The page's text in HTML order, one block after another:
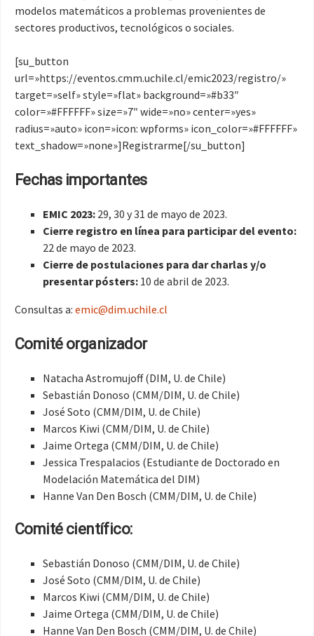
modelos matemáticos a problemas provenientes de
sectores productivos, tecnológicos o sociales.
[su_button
url=»https://eventos.cmm.uchile.cl/emic2023/registro/»
target=»self» style=»flat» background=»#b33″
color=»#FFFFFF» size=»7″ wide=»no» center=»yes»
radius=»auto» icon=»icon: wpforms» icon_color=»#FFFFFF»
text_shadow=»none»]Registrarme[/su_button]
Fechas importantes
EMIC 2023: 29, 30 y 31 de mayo de 2023.
Cierre registro en línea para participar del evento:
22 de mayo de 2023.
Cierre de postulaciones para dar charlas y/o
presentar pósters: 10 de abril de 2023.
Consultas a: emic@dim.uchile.cl
Comité organizador
Natacha Astromujoff (DIM, U. de Chile)
Sebastián Donoso (CMM/DIM, U. de Chile)
José Soto (CMM/DIM, U. de Chile)
Marcos Kiwi (CMM/DIM, U. de Chile)
Jaime Ortega (CMM/DIM, U. de Chile)
Jessica Trespalacios (Estudiante de Doctorado en
Modelación Matemática del DIM)
Hanne Van Den Bosch (CMM/DIM, U. de Chile)
Comité científico:
Sebastián Donoso (CMM/DIM, U. de Chile)
José Soto (CMM/DIM, U. de Chile)
Marcos Kiwi (CMM/DIM, U. de Chile)
Jaime Ortega (CMM/DIM, U. de Chile)
Hanne Van Den Bosch (CMM/DIM, U. de Chile)